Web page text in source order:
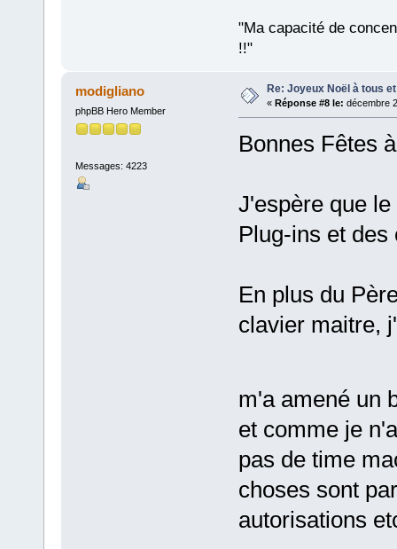
"Ma capacité de
!!"
modigliano
phpBB Hero Member
Messages: 4223
Re: Joyeux Noël à tous
« Réponse #8 le: décembre
Bonnes Fêtes
J'espère que
Plug-ins et
En plus du
clavier maitre,
m'a amené un
et comme je
pas de time
choses sont
autorisations